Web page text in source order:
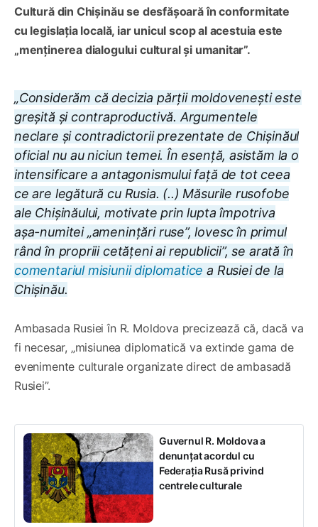
Cultură din Chișinău se desfășoară în conformitate
cu legislația locală, iar unicul scop al acestuia este
„menținerea dialogului cultural și umanitar”.
„Considerăm că decizia părții moldovenești este
greșită și contraproductivă. Argumentele
neclare și contradictorii prezentate de Chișinăul
oficial nu au niciun temei. În esență, asistăm la o
intensificare a antagonismului față de tot ceea
ce are legătură cu Rusia. (..) Măsurile rusofobe
ale Chișinăului, motivate prin lupta împotriva
așa-numitei „amenințări ruse”, lovesc în primul
rând în propriii cetățeni ai republicii”, se arată în
comentariul misiunii diplomatice a Rusiei de la
Chișinău.
Ambasada Rusiei în R. Moldova precizează că, dacă va
fi necesar, „misiunea diplomatică va extinde gama de
evenimente culturale organizate direct de ambasadă
Rusiei”.
Guvernul R. Moldova a
denunțat acordul cu
Federația Rusă privind
centrele culturale